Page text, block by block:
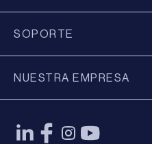
SOPORTE
NUESTRA EMPRESA